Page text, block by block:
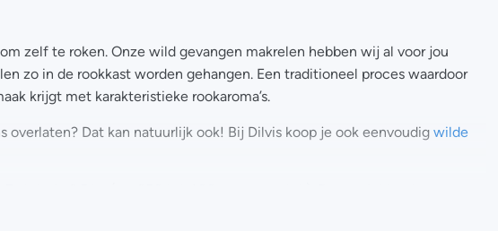
zelf te roken. Onze wild gevangen makrelen hebben wij al voor jou
zo in de rookkast worden gehangen. Een traditioneel proces waardoor
krijgt met karakteristieke rookaroma’s.
overlaten? Dat kan natuurlijk ook! Bij Dilvis koop je ook eenvoudig wilde
wild gevangen vis is. De makrelen zijn gestript/schoongemaakt,